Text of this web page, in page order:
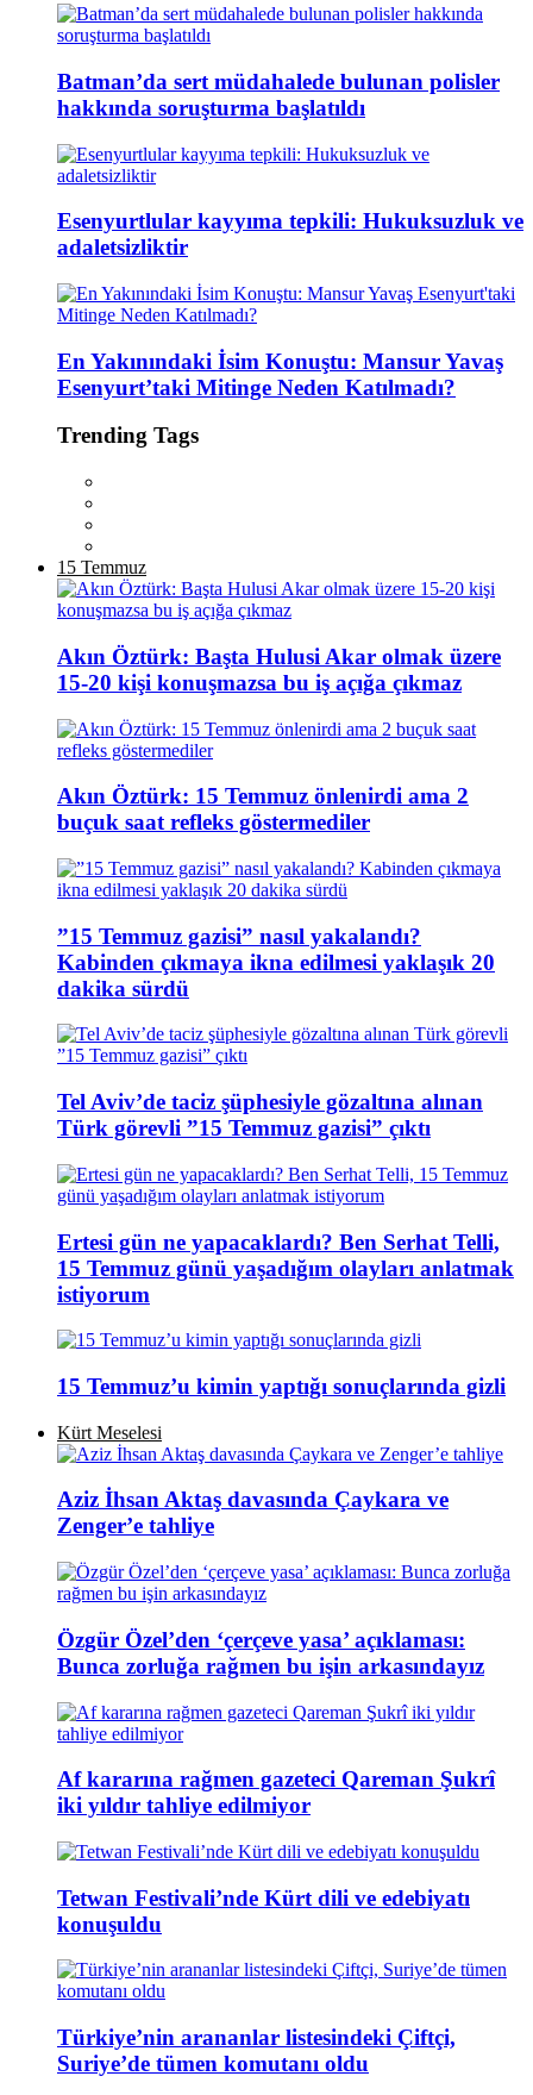
Batman’da sert müdahalede bulunan polisler
hakkında soruşturma başlatıldı
Esenyurtlular kayyıma tepkili: Hukuksuzluk ve
adaletsizliktir
En Yakınındaki İsim Konuştu: Mansur Yavaş
Esenyurt’taki Mitinge Neden Katılmadı?
Trending Tags
15 Temmuz
Akın Öztürk: Başta Hulusi Akar olmak üzere
15-20 kişi konuşmazsa bu iş açığa çıkmaz
Akın Öztürk: 15 Temmuz önlenirdi ama 2
buçuk saat refleks göstermediler
”15 Temmuz gazisi” nasıl yakalandı?
Kabinden çıkmaya ikna edilmesi yaklaşık 20
dakika sürdü
Tel Aviv’de taciz şüphesiyle gözaltına alınan
Türk görevli ”15 Temmuz gazisi” çıktı
Ertesi gün ne yapacaklardı? Ben Serhat Telli,
15 Temmuz günü yaşadığım olayları anlatmak
istiyorum
15 Temmuz’u kimin yaptığı sonuçlarında gizli
Kürt Meselesi
Aziz İhsan Aktaş davasında Çaykara ve
Zenger’e tahliye
Özgür Özel’den ‘çerçeve yasa’ açıklaması:
Bunca zorluğa rağmen bu işin arkasındayız
Af kararına rağmen gazeteci Qareman Şukrî
iki yıldır tahliye edilmiyor
Tetwan Festivali’nde Kürt dili ve edebiyatı
konuşuldu
Türkiye’nin arananlar listesindeki Çiftçi,
Suriye’de tümen komutanı oldu